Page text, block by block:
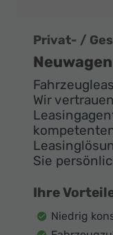
Privat- /
Wir
Sie
Ihre
Niedrig